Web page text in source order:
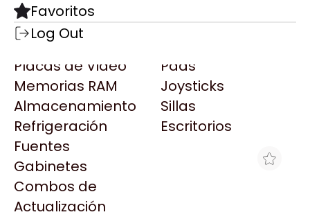
Componentes
Motherboards
Microprocesadores
Placas de Video
Memorias RAM
Almacenamiento
Refrigeración
Fuentes
Gabinetes
Combos de
Actualización
Pads
Joysticks
Sillas
Escritorios
Todas las Marcas
AMD
AULA
Acer
Adata
AeroCool
Antec
Arkham
Asrock
Destacadas
Favoritos
Log Out
FUENTE LENOVO 950W/1450W BLADE
CENTER S